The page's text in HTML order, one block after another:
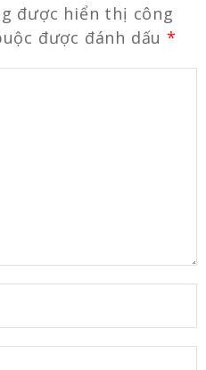
được hiển thị công
được đánh dấu *